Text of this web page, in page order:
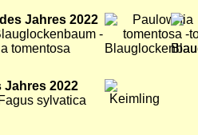
Jahres 2022
-
tomentosa
Bild Bild
Jahres 2022
sylvatica
Bild